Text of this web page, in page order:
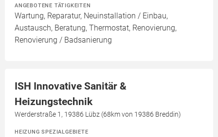
ANGEBOTENE TÄTIGKEITEN
Wartung, Reparatur, Neuinstallation / Einbau,
Austausch, Beratung, Thermostat, Renovierung,
Renovierung / Badsanierung
ISH Innovative Sanitär &
Heizungstechnik
Werderstraße 1, 19386 Lübz (68km von 19386 Breddin)
HEIZUNG SPEZIALGEBIETE